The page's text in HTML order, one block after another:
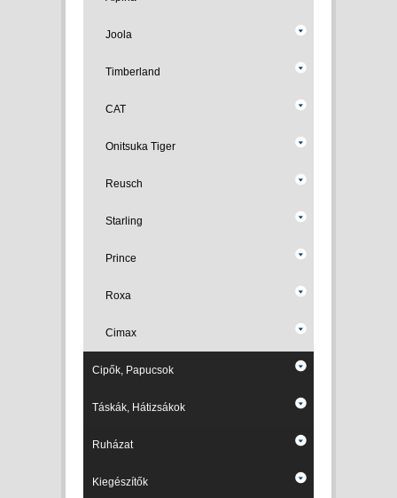
Joola
Timberland
CAT
Onitsuka Tiger
Reusch
Starling
Prince
Roxa
Cimax
Cipők, Papucsok
Táskák, Hátizsákok
Ruházat
Kiegészítők